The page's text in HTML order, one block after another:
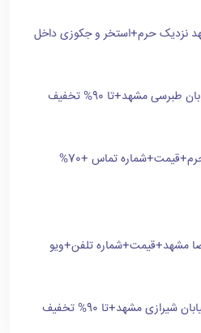
نزدیک حرم+استخر و جکوزی داخل
مشهد+تا 90% تخفیف
رزرو مسافرخانه مشهد نزدیک حرم+قیمت+شماره تماس +70%
مشهد+قیمت+شماره تلفن+ویو
مشهد+تا 90% تخفیف